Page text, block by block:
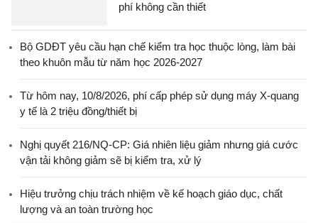
phí không cần thiết
Bộ GDĐT yêu cầu hạn chế kiểm tra học thuộc lòng, làm bài
theo khuôn mẫu từ năm học 2026-2027
Từ hôm nay, 10/8/2026, phí cấp phép sử dụng máy X-quang
y tế là 2 triệu đồng/thiết bị
Nghị quyết 216/NQ-CP: Giá nhiên liệu giảm nhưng giá cước
vận tải không giảm sẽ bị kiểm tra, xử lý
Hiệu trưởng chịu trách nhiệm về kế hoạch giáo dục, chất
lượng và an toàn trường học